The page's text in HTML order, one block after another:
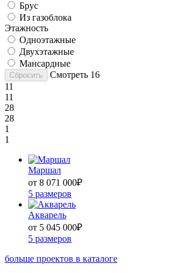
Брус
Из газоблока
Этажность
Одноэтажные
Двухэтажные
Мансардные
Сбросить Смотреть 16
11
11
28
28
1
1
Маршал
от 8 071 000₽
5 размеров
Акварель
от 5 045 000₽
5 размеров
больше проектов в каталоге